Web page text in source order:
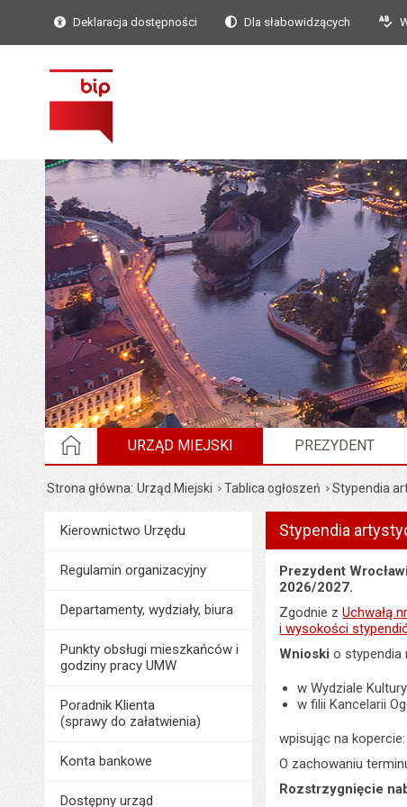
Deklaracja dostępności Dla słabowidzących
STRONA GŁÓWNA
URZĄD MIEJSKI PREZYDENT
Strona główna Urząd Miejski Tablica ogłoszeń Stypendia
MenuUrząd Miejski
Kierownictwo Urzędu
Regulamin organizacyjny
Departamenty, wydziały, biura
Punkty obsługi mieszkańców i
godziny pracy UMW
Poradnik Klienta
(sprawy do załatwienia)
Konta bankowe
Dostępny urząd
Stypendia
Prezydent
2026/2027.
Zgodnie zUchwałą
i wysokości
Wnioski o stypendia
w Wydziale
w filii Kancelarii
wpisując na
O zachowaniu
Rozstrzygnięcie